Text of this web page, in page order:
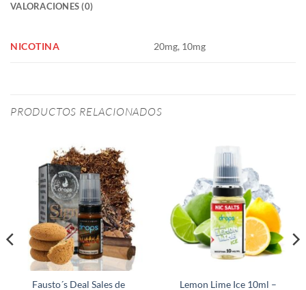
VALORACIONES (0)
NICOTINA 20mg, 10mg
PRODUCTOS RELACIONADOS
Fausto´s Deal Sales de Lemon Lime Ice 10ml –